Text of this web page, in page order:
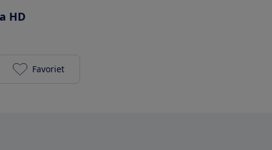
HD
LG 65QNED826RE toevoegen aan je favorieten
Favoriet